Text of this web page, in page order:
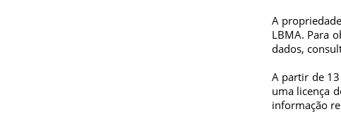
A
LBMA. Para
dados,
A partir de
uma licença
informação